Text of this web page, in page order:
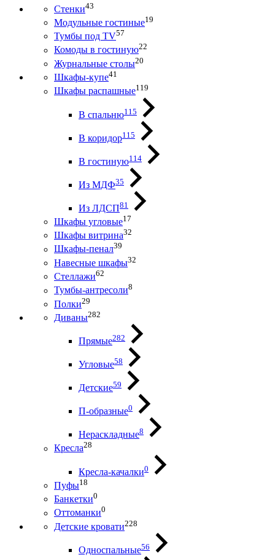
Стенки43
Модульные гостиные19
Тумбы под ТV57
Комоды в гостиную22
Журнальные столы20
Шкафы-купе41
Шкафы распашные119
В спальню115
В коридор115
В гостиную114
Из МДФ35
Из ЛДСП81
Шкафы угловые17
Шкафы витрина32
Шкафы-пенал39
Навесные шкафы32
Стеллажи62
Тумбы-антресоли8
Полки29
Диваны282
Прямые282
Угловые58
Детские59
П-образные0
Нераскладные8
Кресла28
Кресла-качалки0
Пуфы18
Банкетки0
Оттоманки0
Детские кровати228
Односпальные56